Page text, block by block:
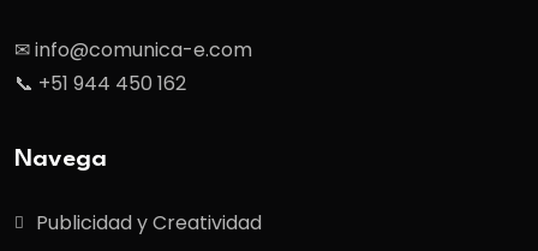
✉ info@comunica-e.com
📞 +51 944 450 162
Navega
Publicidad y Creatividad